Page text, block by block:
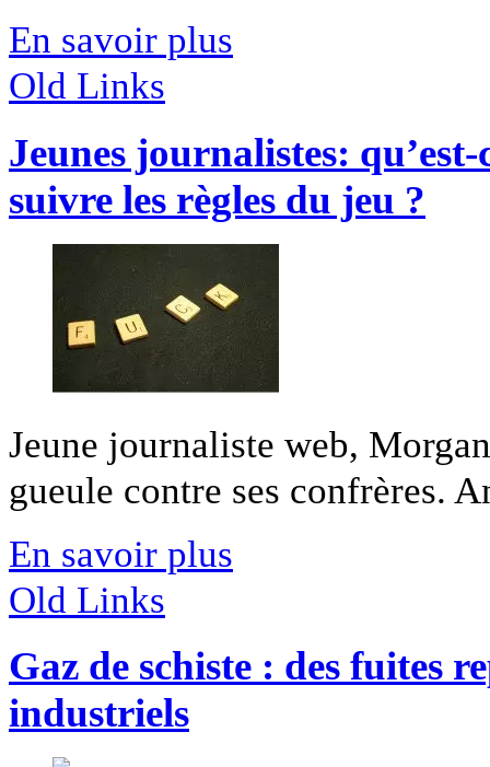
En savoir plus
Old Links
Jeunes journalistes:
suivre les règles du jeu ?
Jeune journaliste web,
gueule contre ses confrères.
En savoir plus
Old Links
Gaz de schiste : des fuites
industriels